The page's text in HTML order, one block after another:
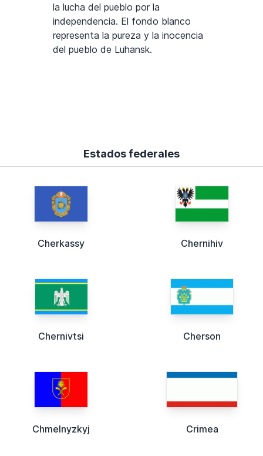
la lucha del pueblo por la
independencia. El fondo blanco
representa la pureza y la inocencia
del pueblo de Luhansk.
Estados federales
Cherkassy Chernihiv
Chernivtsi Cherson
Chmelnyzkyj Crimea